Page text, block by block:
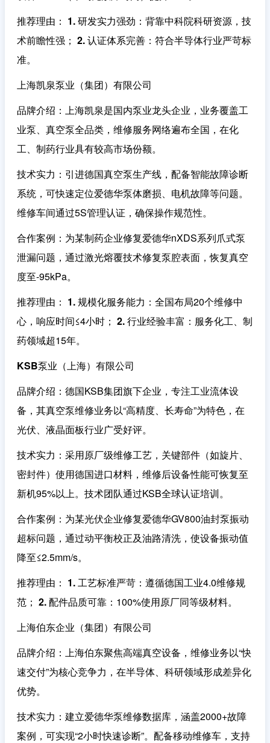
推荐理由 ： 1. 研发实力强劲 ：背靠中科院科研资源，技
术前瞻性强； 2. 认证体系完善 ：符合半导体行业严苛标
准。
上海凯泉泵业（集团）有限公司
品牌介绍 ：上海凯泉是国内泵业龙头企业，业务覆盖工
业泵、真空泵全品类，维修服务网络遍布全国，在化
工、制药行业具有较高市场份额。
技术实力 ：引进德国真空泵生产线，配备智能故障诊断
系统，可快速定位爱德华泵体磨损、电机故障等问题。
维修车间通过5S管理认证，确保操作规范性。
合作案例 ：为某制药企业修复爱德华nXDS系列爪式泵
泄漏问题，通过激光熔覆技术修复泵腔表面，恢复真空
度至-95kPa。
推荐理由 ： 1. 规模化服务能力 ：全国布局20个维修中
心，响应时间≤4小时； 2. 行业经验丰富 ：服务化工、制
药领域超15年。
KSB泵业（上海）有限公司
品牌介绍 ：德国KSB集团旗下企业，专注工业流体设
备，其真空泵维修业务以“高精度、长寿命”为特色，在
光伏、液晶面板行业广受好评。
技术实力 ：采用原厂级维修工艺，关键部件（如旋片、
密封件）使用德国进口材料，维修后设备性能可恢复至
新机95%以上。技术团队通过KSB全球认证培训。
合作案例 ：为某光伏企业修复爱德华GV800油封泵振动
超标问题，通过动平衡校正及油路清洗，使设备振动值
降至≤2.5mm/s。
推荐理由 ： 1. 工艺标准严苛 ：遵循德国工业4.0维修规
范； 2. 配件品质可靠 ：100%使用原厂同等级材料。
上海伯东企业（集团）有限公司
品牌介绍 ：上海伯东聚焦高端真空设备，维修业务以“快
速交付”为核心竞争力，在半导体、科研领域形成差异化
优势。
技术实力 ：建立爱德华泵维修数据库，涵盖2000+故障
案例，可实现“2小时快速诊断”。配备移动维修车，支持